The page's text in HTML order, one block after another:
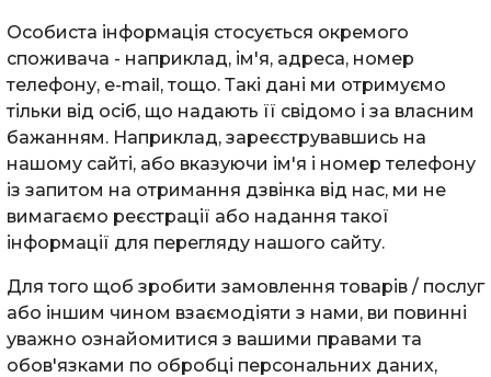
Особиста інформація стосується окремого
споживача - наприклад, ім'я, адреса, номер
телефону, e-mail, тощо. Такі дані ми отримуємо
тільки від осіб, що надають її свідомо і за власним
бажанням. Наприклад, зареєструвавшись на
нашому сайті, або вказуючи ім'я і номер телефону
із запитом на отримання дзвінка від нас, ми не
вимагаємо реєстрації або надання такої
інформації для перегляду нашого сайту.
Для того щоб зробити замовлення товарів / послуг
або іншим чином взаємодіяти з нами, ви повинні
уважно ознайомитися з вашими правами та
обов'язками по обробці персональних даних,